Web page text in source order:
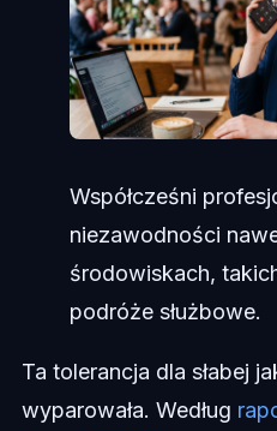
Współcześni
niezawodności
środowiskach,
podróże służbowe.
Ta tolerancja dla słabej
wyparowała. Według